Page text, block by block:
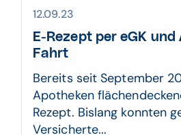
12.09.23
E-Rezept per eGK
Fahrt
Bereits seit September
Apotheken
Rezept. Bislang konnten
Versicherte...